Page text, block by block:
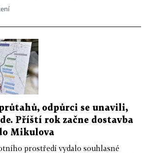
odpůrci se unavili,
Příští rok začne dostavba
Mikulova
prostředí vydalo souhlasné